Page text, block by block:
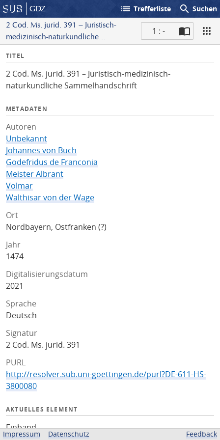
GDZ list Trefferliste search Suchen
2 Cod. Ms. jurid. 391 – Juristisch-
medizinisch-naturkundliche
1 : -
I
f
o
TITEL
2 Cod. Ms. jurid. 391 – Juristisch-medizinisch-
naturkundliche Sammelhandschrift
METADATEN
Autoren
Unbekannt
Johannes von Buch
Godefridus de Franconia
Meister Albrant
Volmar
Walthisar von der Wage
Ort
Nordbayern, Ostfranken (?)
Jahr
1474
Digitalisierungsdatum
2021
Sprache
Deutsch
Signatur
2 Cod. Ms. jurid. 391
PURL
http://resolver.sub.uni-goettingen.de/purl?DE-611-HS-
3800080
AKTUELLES ELEMENT
Einband
Impressum Datenschutz Feedback